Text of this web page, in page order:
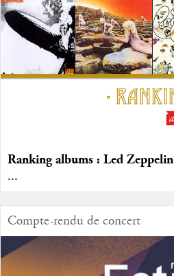
Ranking albums : Led Zeppelin
...
Compte-rendu de concert